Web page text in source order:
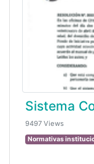
Sistema
9497 Views
Normativas